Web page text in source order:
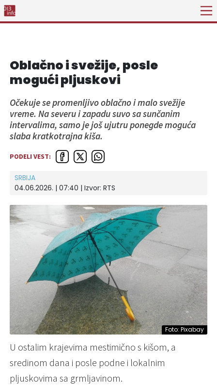
Oblačno i svežije, posle
mogući pljuskovi
Očekuje se promenljivo oblačno i malo svežije
vreme. Na severu i zapadu suvo sa sunčanim
intervalima, samo je još ujutru ponegde moguća
slaba kratkotrajna kiša.
PODELI VEST:
SRBIJA
04.06.2026. | 07:40 | Izvor: RTS
Foto: Pixabay
U ostalim krajevima mestimično s kišom, a
sredinom dana i posle podne i lokalnim
pljuskovima sa grmljavinom.